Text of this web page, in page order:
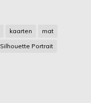
kaarten
mat
Silhouette Portrait